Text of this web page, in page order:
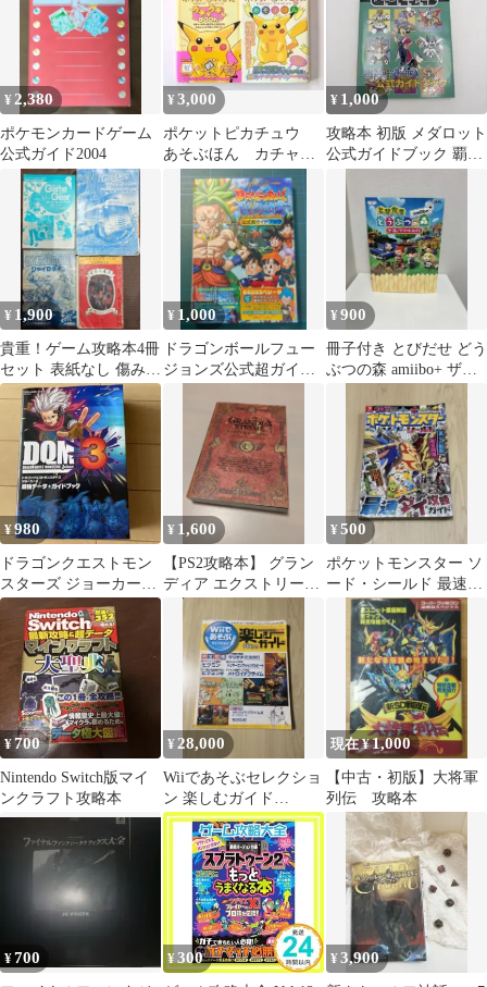
¥2,380
ポケモンカードゲーム
公式ガイド2004
¥3,000
ポケットピカチュウ
あそぶほん カチャカ
チャBOOK 2冊シール
付1998年初版
¥ 1,000
攻略本 初版 メダロット
公式ガイドブック 覇王
¥ 1,900
貴重！ゲーム攻略本4冊
セット 表紙なし 傷みあ
り 稀少本
¥ 1,000
ドラゴンボールフュー
ジョンズ公式超ガイド
ム 攻略本
¥900
冊子付き とびだせ どう
ぶつの森 amiibo+ ザ・
コンプリートガイド
¥980
ドラゴンクエストモン
スターズ ジョーカー3
最強データ＋ガイドブ
ック
¥ 1,600
【PS2攻略本】 グラン
ディア エクストリーム
パーフェクトガイド
¥500
ポケットモンスター ソ
ード・シールド 最速ダ
イ攻略ガイド
¥700
Nintendo Switch版マイ
ンクラフト攻略本
¥ 28,000
Wiiであそぶセレクショ
ン 楽しむガイド
(MYCOMムック)
現在 ¥1,000
【中古・初版】大将軍
列伝 攻略本
¥700 ¥300 ¥3,900